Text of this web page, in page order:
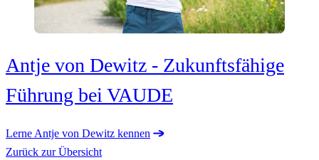
Antje von Dewitz - Zukunftsfähige
Führung bei VAUDE
Lerne Antje von Dewitz kennen
Zurück zur Übersicht